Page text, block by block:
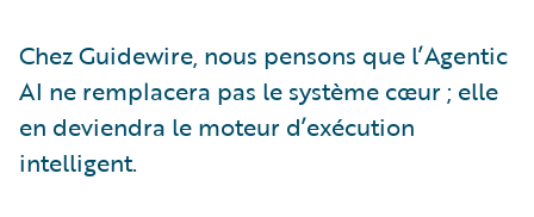
Chez Guidewire, nous pensons que l’Agentic
AI ne remplacera pas le système cœur ; elle
en deviendra le moteur d’exécution
intelligent.